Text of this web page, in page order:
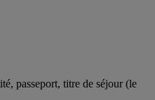
passeport, titre de séjour (le